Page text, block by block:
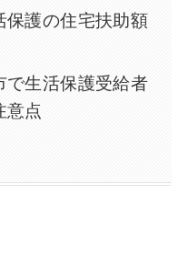
保護の住宅扶助額
で生活保護受給者
意点